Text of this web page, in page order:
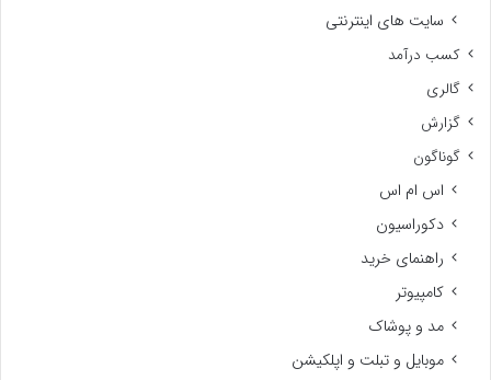
سایت های اینترنتی
کسب درآمد
گالری
گزارش
گوناگون
اس ام اس
دکوراسیون
راهنمای خرید
کامپیوتر
مد و پوشاک
موبایل و تبلت و اپلکیشن